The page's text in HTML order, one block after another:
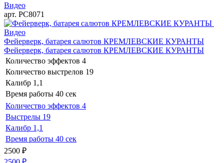
Видео
арт. РС8071
Видео
Фейерверк, батарея салютов КРЕМЛЕВСКИЕ КУРАНТЫ
Фейерверк, батарея салютов КРЕМЛЕВСКИЕ КУРАНТЫ
Количество эффектов 4
Количество выстрелов 19
Калибр 1,1
Время работы 40 сек
Количество эффектов 4
Выстрелы 19
Калибр 1,1
Время работы 40 сек
2500 ₽